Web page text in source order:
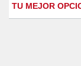
TU MEJOR